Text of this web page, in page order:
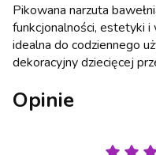
Pikowana narzuta
funkcjonalności, estetyki
idealna do codziennego
dekoracyjny dziecięcej
Opinie